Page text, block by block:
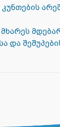
და